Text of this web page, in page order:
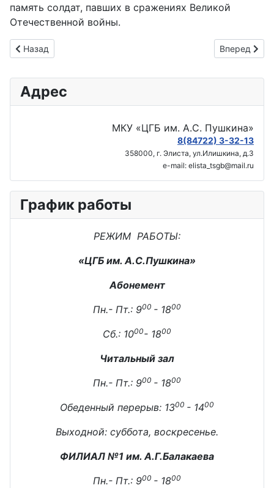
память солдат, павших в сражениях Великой
Отечественной войны.
Предыдущий: громкие чтения «Поселите дома сказку».
Назад Следующий:
Вперед
Адрес
МКУ «ЦГБ им. А.С. Пушкина»
8(84722) 3-32-13
358000, г. Элиста, ул.Илишкина, д.3
e-mail: elista_tsgb@mail.ru
График работы
РЕЖИМ РАБОТЫ:
«ЦГБ им. А.С.Пушкина»
Абонемент
Пн.- Пт.: 900 - 1800
Сб.: 1000- 1800
Читальный зал
Пн.- Пт.: 900 - 1800
Обеденный перерыв: 1300 - 1400
Выходной: суббота, воскресенье.
ФИЛИАЛ №1 им. А.Г.Балакаева
Пн.- Пт.: 900 - 1800